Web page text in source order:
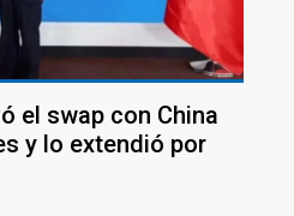
el swap con China
y lo extendió por